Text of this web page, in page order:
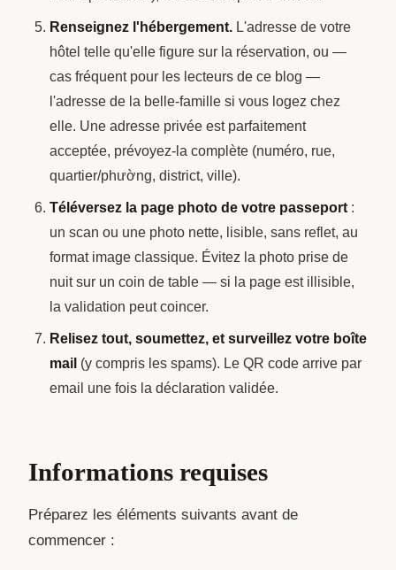
Renseignez l'hébergement. L'adresse de votre
hôtel telle qu'elle figure sur la réservation, ou —
cas fréquent pour les lecteurs de ce blog —
l'adresse de la belle-famille si vous logez chez
elle. Une adresse privée est parfaitement
acceptée, prévoyez-la complète (numéro, rue,
quartier/phường, district, ville).
Téléversez la page photo de votre passeport :
un scan ou une photo nette, lisible, sans reflet, au
format image classique. Évitez la photo prise de
nuit sur un coin de table — si la page est illisible,
la validation peut coincer.
Relisez tout, soumettez, et surveillez votre boîte
mail (y compris les spams). Le QR code arrive par
email une fois la déclaration validée.
Informations requises
Préparez les éléments suivants avant de
commencer :